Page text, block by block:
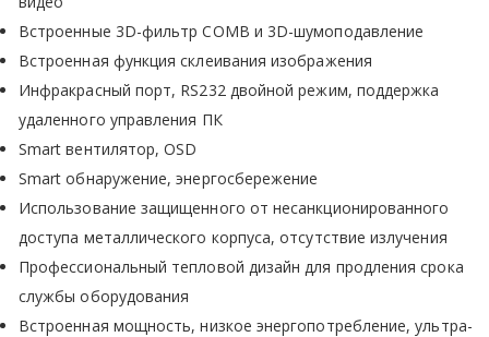
Встроенные 3D-фильтр COMB и 3D-шумоподавление
Встроенная функция склеивания изображения
Инфракрасный порт, RS232 двойной режим, поддержка
удаленного управления ПК
Smart вентилятор, OSD
Smart обнаружение, энергосбережение
Использование защищенного от несанкционированного
доступа металлического корпуса, отсутствие излучения
Профессиональный тепловой дизайн для продления срока
службы оборудования
Встроенная мощность, низкое энергопотребление, ультра-